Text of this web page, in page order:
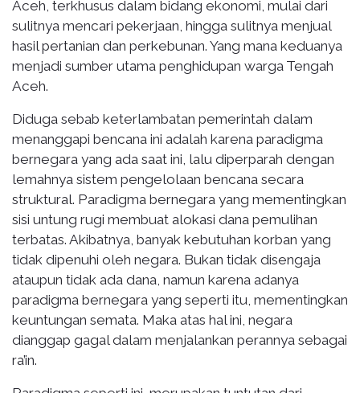
Aceh, terkhusus dalam bidang ekonomi, mulai dari
sulitnya mencari pekerjaan, hingga sulitnya menjual
hasil pertanian dan perkebunan. Yang mana keduanya
menjadi sumber utama penghidupan warga Tengah
Aceh.
Diduga sebab keterlambatan pemerintah dalam
menanggapi bencana ini adalah karena paradigma
bernegara yang ada saat ini, lalu diperparah dengan
lemahnya sistem pengelolaan bencana secara
struktural. Paradigma bernegara yang mementingkan
sisi untung rugi membuat alokasi dana pemulihan
terbatas. Akibatnya, banyak kebutuhan korban yang
tidak dipenuhi oleh negara. Bukan tidak disengaja
ataupun tidak ada dana, namun karena adanya
paradigma bernegara yang seperti itu, mementingkan
keuntungan semata. Maka atas hal ini, negara
dianggap gagal dalam menjalankan perannya sebagai
ra’in.